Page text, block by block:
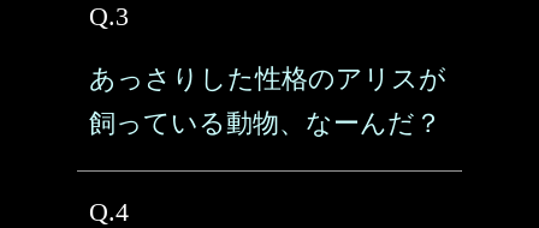
Q.3
あっさりした性格のアリスが
飼っている動物、なーんだ？
Q.4